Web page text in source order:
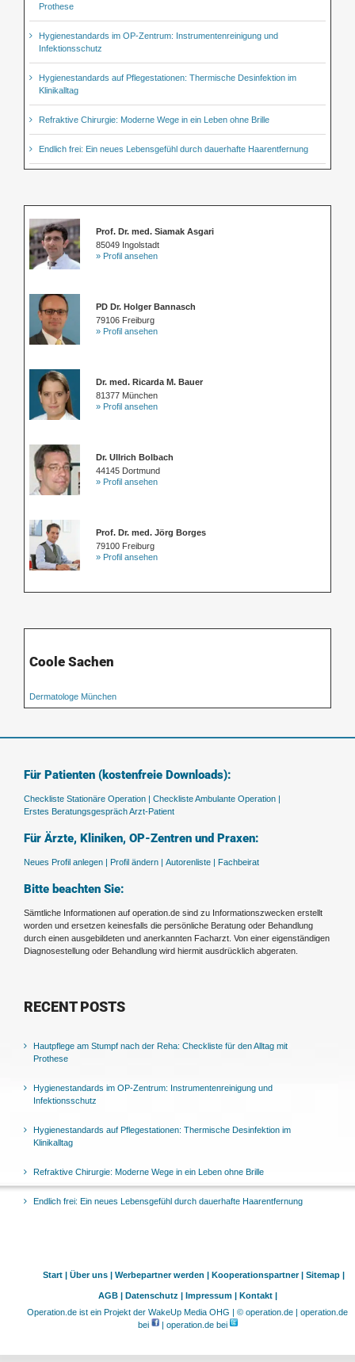
Prothese
Hygienestandards im OP-Zentrum: Instrumentenreinigung und
Infektionsschutz
Hygienestandards auf Pflegestationen: Thermische Desinfektion im
Klinikalltag
Refraktive Chirurgie: Moderne Wege in ein Leben ohne Brille
Endlich frei: Ein neues Lebensgefühl durch dauerhafte Haarentfernung
Prof. Dr. med. Siamak Asgari
85049 Ingolstadt
» Profil ansehen
PD Dr. Holger Bannasch
79106 Freiburg
» Profil ansehen
Dr. med. Ricarda M. Bauer
81377 München
» Profil ansehen
Dr. Ullrich Bolbach
44145 Dortmund
» Profil ansehen
Prof. Dr. med. Jörg Borges
79100 Freiburg
» Profil ansehen
Coole Sachen
Dermatologe München
Für Patienten (kostenfreie Downloads):
Checkliste Stationäre Operation | Checkliste Ambulante Operation |
Erstes Beratungsgespräch Arzt-Patient
Für Ärzte, Kliniken, OP-Zentren und Praxen:
Neues Profil anlegen | Profil ändern | Autorenliste | Fachbeirat
Bitte beachten Sie:
Sämtliche Informationen auf operation.de sind zu Informationszwecken erstellt
worden und ersetzen keinesfalls die persönliche Beratung oder Behandlung
durch einen ausgebildeten und anerkannten Facharzt. Von einer eigenständigen
Diagnosestellung oder Behandlung wird hiermit ausdrücklich abgeraten.
RECENT POSTS
Hautpflege am Stumpf nach der Reha: Checkliste für den Alltag mit
Prothese
Hygienestandards im OP-Zentrum: Instrumentenreinigung und
Infektionsschutz
Hygienestandards auf Pflegestationen: Thermische Desinfektion im
Klinikalltag
Refraktive Chirurgie: Moderne Wege in ein Leben ohne Brille
Endlich frei: Ein neues Lebensgefühl durch dauerhafte Haarentfernung
Start | Über uns | Werbepartner werden | Kooperationspartner | Sitemap |
AGB | Datenschutz | Impressum | Kontakt |
Operation.de ist ein Projekt der WakeUp Media OHG | © operation.de | operation.de
bei
| operation.de bei